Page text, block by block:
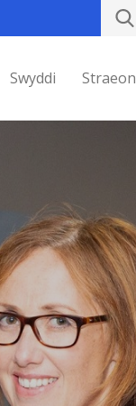
Swyddi Straeon